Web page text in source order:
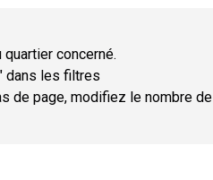
concerné.
dans les filtres
de page, modifiez le nombre de